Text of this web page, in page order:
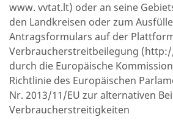
www. vvtat.lt) oder an seine
den Landkreisen oder zum
Antragsformulars auf der
Verbraucherstreitbeilegung
durch die Europäische
Richtlinie des Europäischen
Nr. 2013/11/EU zur alternativen
Verbraucherstreitigkeiten